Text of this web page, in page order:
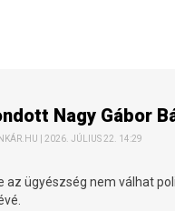
Nagy Gábor
| 2026. JÚLIUS 22. 14:29
az ügyészség nem válhat